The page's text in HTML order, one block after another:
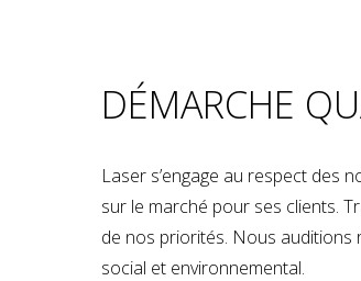
DÉMARCHE
Laser s’engage au respect des
sur le marché pour ses clients.
de nos priorités. Nous auditions
social et environnemental.